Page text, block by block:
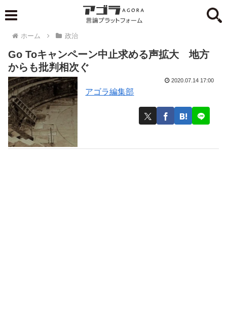
ホーム 政治
Go Toキャンペーン中止求める声拡大 地方
からも批判相次ぐ
アゴラ編集部
2020.07.14 17:00